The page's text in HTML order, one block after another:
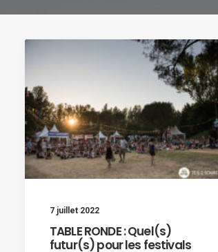
7 juillet 2022
TABLE RONDE : Quel(s)
futur(s) pour les festivals